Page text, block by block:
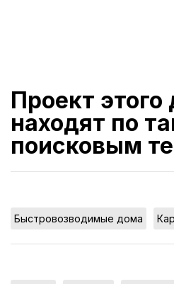
Проект этого
находят по
поисковым
Быстровозводимые дома